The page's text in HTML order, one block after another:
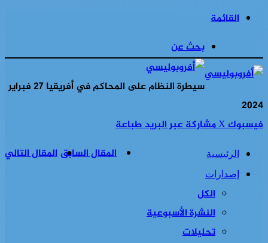
القائمة
بحث عن
سيطرة النظام على المحاكم في أفريقيا 27 فبراير
2024
فيسبوك‫Xمشاركة عبر البريدطباعة
المقال السابقالمقال التالي
الرئيسية
إصدارات
الكل
النشرة الأسبوعية
تحليلات